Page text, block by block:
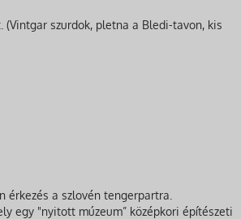
szurdok, pletna a Bledi-tavon, kis
érkezés a szlovén tengerpartra.
egy "nyitott múzeum” középkori építészeti